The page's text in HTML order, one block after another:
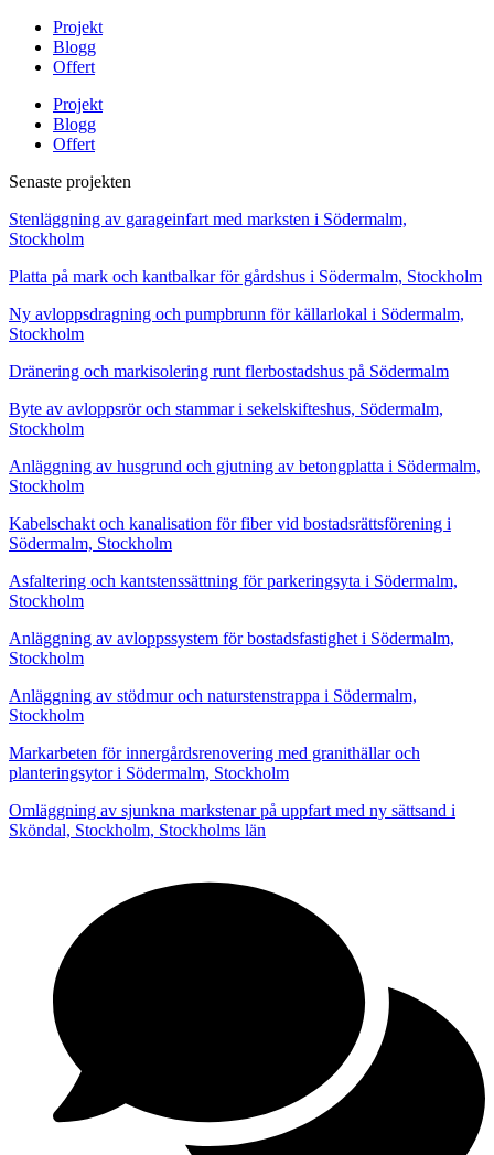
Projekt
Blogg
Offert
Projekt
Blogg
Offert
Senaste projekten
Stenläggning av garageinfart med marksten i Södermalm,
Stockholm
Platta på mark och kantbalkar för gårdshus i Södermalm, Stockholm
Ny avloppsdragning och pumpbrunn för källarlokal i Södermalm,
Stockholm
Dränering och markisolering runt flerbostadshus på Södermalm
Byte av avloppsrör och stammar i sekelskifteshus, Södermalm,
Stockholm
Anläggning av husgrund och gjutning av betongplatta i Södermalm,
Stockholm
Kabelschakt och kanalisation för fiber vid bostadsrättsförening i
Södermalm, Stockholm
Asfaltering och kantstenssättning för parkeringsyta i Södermalm,
Stockholm
Anläggning av avloppssystem för bostadsfastighet i Södermalm,
Stockholm
Anläggning av stödmur och naturstenstrappa i Södermalm,
Stockholm
Markarbeten för innergårdsrenovering med granithällar och
planteringsytor i Södermalm, Stockholm
Omläggning av sjunkna markstenar på uppfart med ny sättsand i
Sköndal, Stockholm, Stockholms län